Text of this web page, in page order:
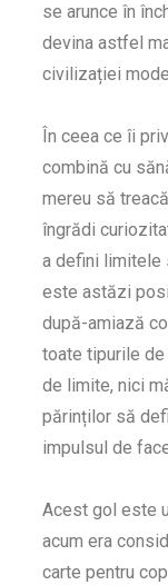
se arunce în
devina astfel
civilizației
În ceea ce îi
combină cu
mereu să
îngrădi
a defini limitele
este astăzi
după-amiază
toate tipurile
de limite, nici
părinților să
impulsul de
Acest gol este
acum era
carte pentru